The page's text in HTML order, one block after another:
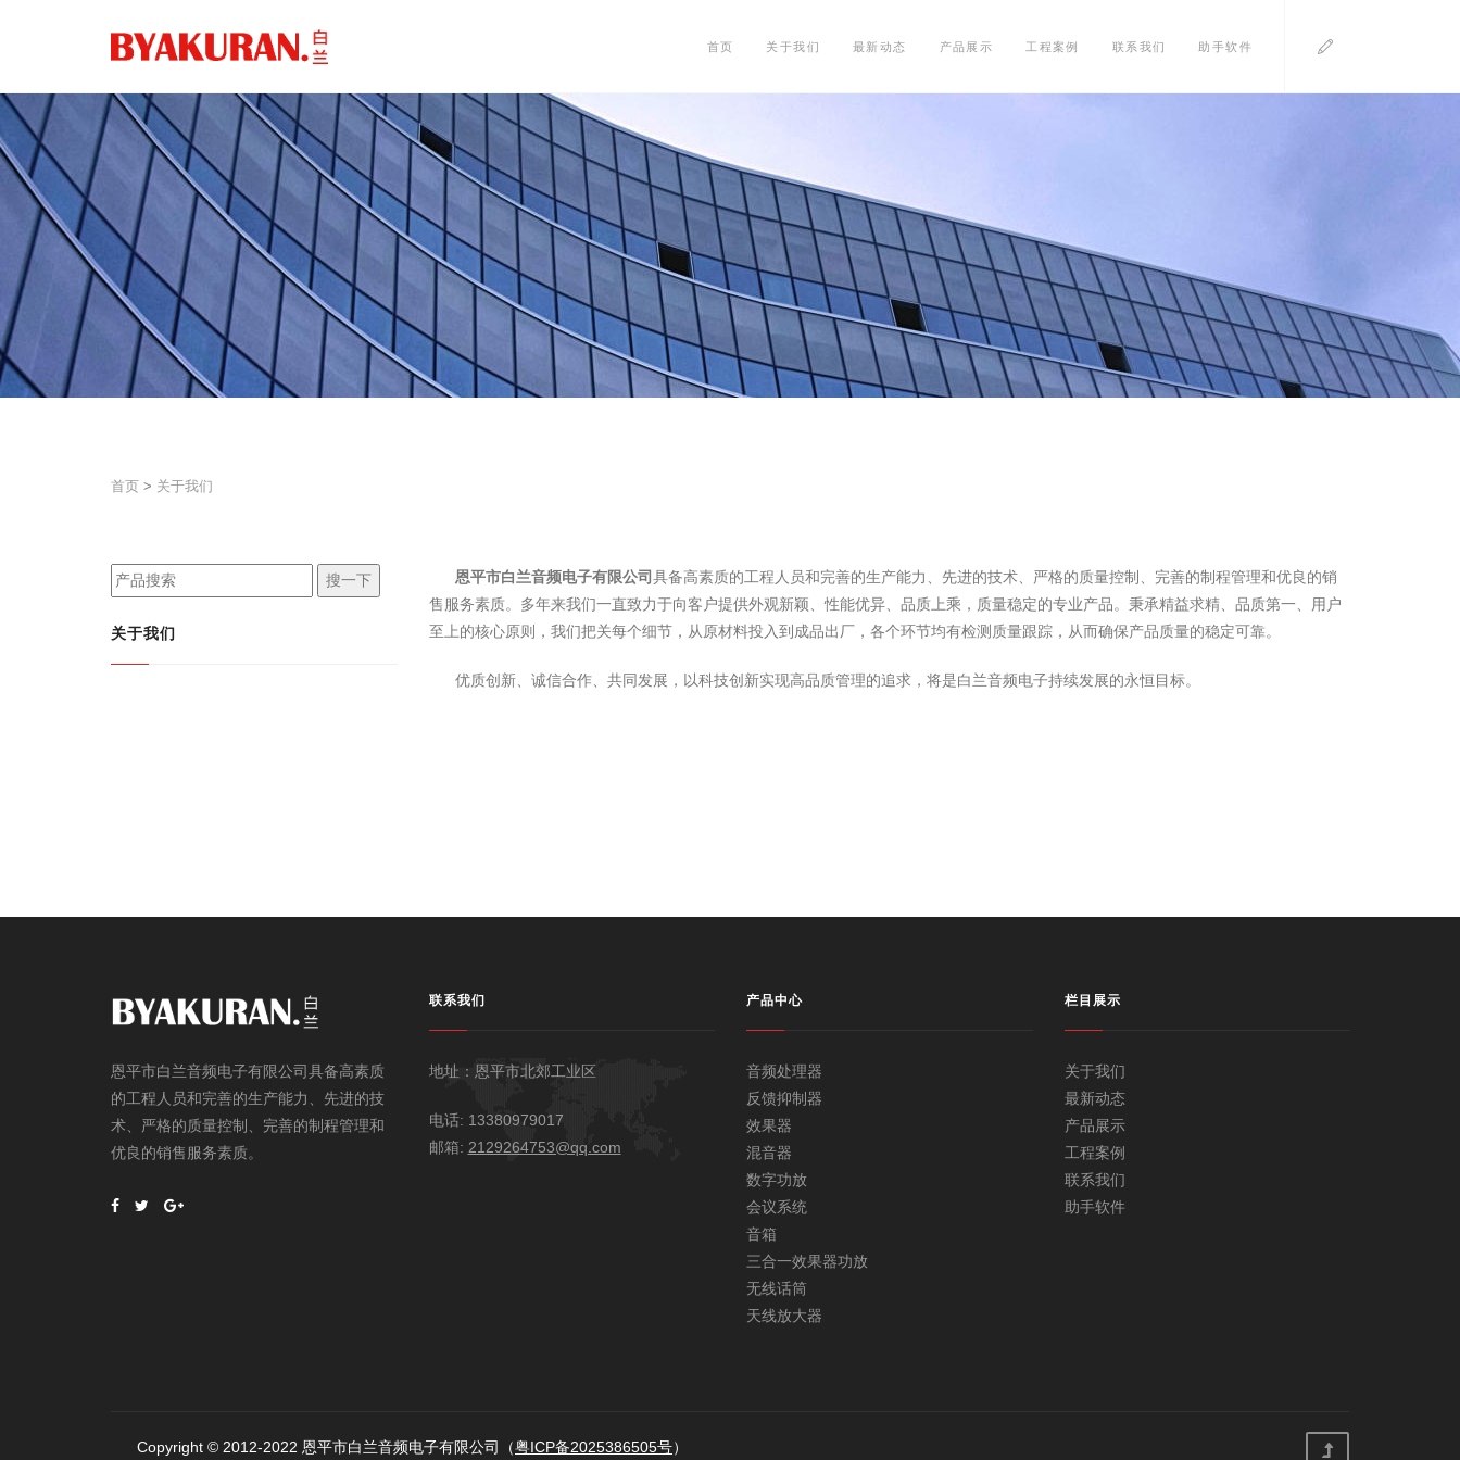
首页 关于我们 最新动态 产品展示 工程案例 联系我们 助手软件
首页 > 关于我们
搜一下
关于我们
恩平市白兰音频电子有限公司具备高素质的工程人员和完善的生产能力、先进的技术、严格的质量控制、完善的制程管理和优良的销
售服务素质。多年来我们一直致力于向客户提供外观新颖、性能优异、品质上乘，质量稳定的专业产品。秉承精益求精、品质第一、用户
至上的核心原则，我们把关每个细节，从原材料投入到成品出厂，各个环节均有检测质量跟踪，从而确保产品质量的稳定可靠。
优质创新、诚信合作、共同发展，以科技创新实现高品质管理的追求，将是白兰音频电子持续发展的永恒目标。
恩平市白兰音频电子有限公司具备高素质
的工程人员和完善的生产能力、先进的技
术、严格的质量控制、完善的制程管理和
优良的销售服务素质。
联系我们
地址：恩平市北郊工业区
电话: 13380979017
邮箱: 2129264753@qq.com
产品中心
音频处理器
反馈抑制器
效果器
混音器
数字功放
会议系统
音箱
三合一效果器功放
无线话筒
天线放大器
栏目展示
关于我们
最新动态
产品展示
工程案例
联系我们
助手软件
Copyright © 2012-2022 恩平市白兰音频电子有限公司（粤ICP备2025386505号）